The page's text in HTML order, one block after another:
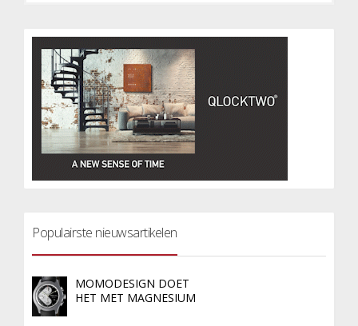
Populairste nieuwsartikelen
MOMODESIGN DOET
HET MET MAGNESIUM